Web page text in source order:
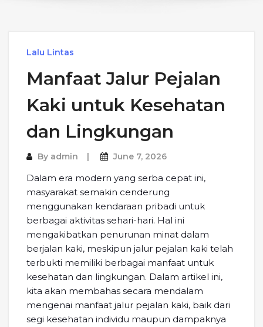
Lalu Lintas
Manfaat Jalur Pejalan
Kaki untuk Kesehatan
dan Lingkungan
By admin June 7, 2026
Dalam era modern yang serba cepat ini,
masyarakat semakin cenderung
menggunakan kendaraan pribadi untuk
berbagai aktivitas sehari-hari. Hal ini
mengakibatkan penurunan minat dalam
berjalan kaki, meskipun jalur pejalan kaki telah
terbukti memiliki berbagai manfaat untuk
kesehatan dan lingkungan. Dalam artikel ini,
kita akan membahas secara mendalam
mengenai manfaat jalur pejalan kaki, baik dari
segi kesehatan individu maupun dampaknya